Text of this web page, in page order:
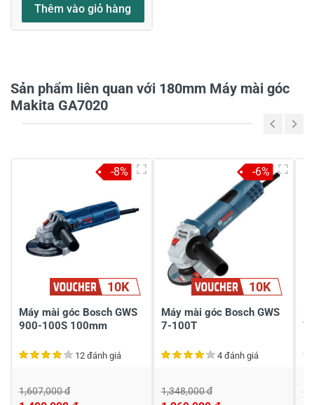
Tiêu đề của nhận xét
Viết nhận xét của bạn vào bên dưới
Gửi nhận xét
Thêm vào giỏ hàng
Sản phẩm liên quan với 180mm Máy mài góc
Makita GA7020
10K
Máy mài góc Bosch GWS
900-100S 100mm
12 đánh giá
1,607,000 đ
-8%
10K
Máy mài góc Bosch GWS
7-100T
4 đánh giá
1,348,000 đ
-6%